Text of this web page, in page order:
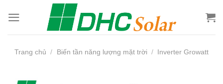
qua
nội
Trang chủ / Biến tần năng lượng mặt trời / Inverter Growatt